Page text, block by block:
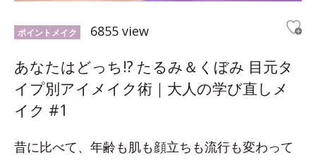
ポイントメイク 6855 view
あなたはどっち!? たるみ＆くぼみ 目元タ
イプ別アイメイク術｜大人の学び直しメ
イク #1
昔に比べて、年齢も肌も顔立ちも流行も変わって